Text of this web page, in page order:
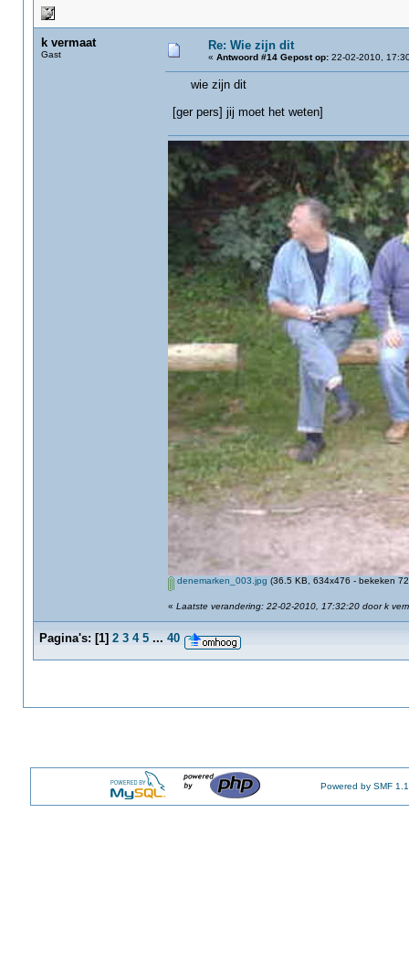
k vermaat
Gast
Re: Wie zijn dit
« Antwoord #14 Gepost op:22-02-2010,
wie zijn dit
[ger pers] jij moet het weten]
denemarken_003.jpg (36.5 KB, 634x476 - bekeken
« Laatste verandering: 22-02-2010, 17:32:20 door k
Pagina's: [1] 2 3 4 5 ... 40
Powered by SMF